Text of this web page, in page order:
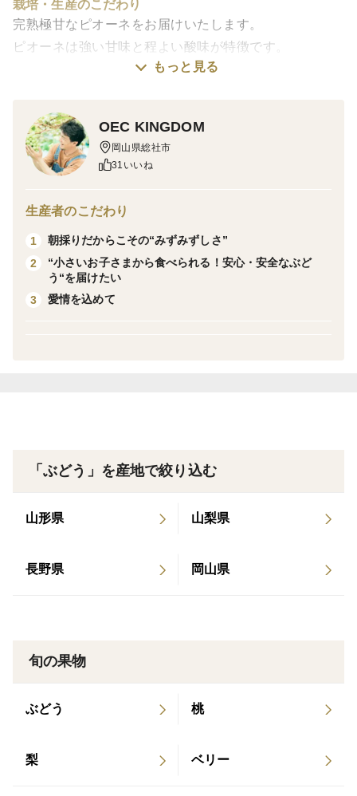
栽培・生産のこだわり
完熟極甘なピオーネをお届けいたします。
ピオーネは強い甘味と程よい酸味が特徴です。
パンパンに張った皮の中にはとっても甘い果肉と果汁が
3〜5房で2kg入っていますので、家族みんなで食べた
り、少しお裾分けにしたり、、、、大容量になっていま
す。
【贈り物】【御中元】【ご自宅用】【お供】
どの用途にも適しています。
朝採り出荷で、鮮度が高くみずみずしいぶどうをお届け
いたします！
愛情込めて作ったぶどうをぜひ、手に取っていただけた
（農薬節減率33％）
ーーーーーー
【商品内容】
岡山県の中南部にある葡萄の産地・吉備路より朝採り濃
下記に【注意事項】がございます。必ずお読みくださ
もっと見る
OEC KINGDOM
岡山県総社市
31いいね
生産者のこだわり
1
朝採りだからこその“みずみずしさ”
2
“小さいお子さまから食べられる！安心・安全なぶど
う“を届けたい
3
愛情を込めて
「ぶどう」を産地で絞り込む
山形県 山梨県
長野県 岡山県
旬の果物
ぶどう 桃
梨 ベリー